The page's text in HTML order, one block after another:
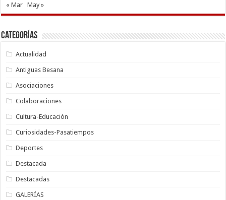
« Mar
May »
Categorías
Actualidad
Antiguas Besana
Asociaciones
Colaboraciones
Cultura-Educación
Curiosidades-Pasatiempos
Deportes
Destacada
Destacadas
GALERÍAS